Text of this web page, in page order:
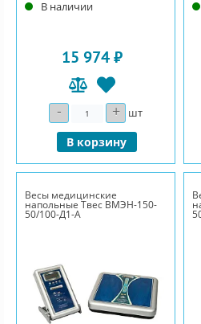
В наличии
15 974 ₽
- Количество+ шт
В корзину
Весы медицинские
напольные Твес ВМЭН-150-
50/100-Д1-А